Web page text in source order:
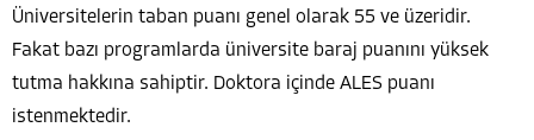
Üniversitelerin taban puanı genel olarak 55 ve üzeridir.
Fakat bazı programlarda üniversite baraj puanını yüksek
tutma hakkına sahiptir. Doktora içinde ALES puanı
istenmektedir.